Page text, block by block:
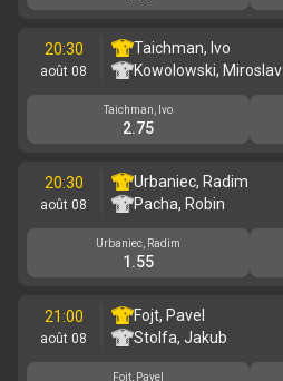
20:30
août 08
Taichman, Ivo
Kowolowski, Miroslav
Taichman, Ivo
2.75
20:30
août 08
Urbaniec, Radim
Pacha, Robin
Urbaniec, Radim
1.55
21:00
août 08
Fojt, Pavel
Stolfa, Jakub
Fojt, Pavel